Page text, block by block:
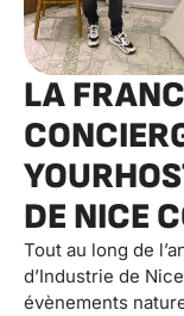
LA
DE NICE
Tout au long de
d’Industrie de
évènements